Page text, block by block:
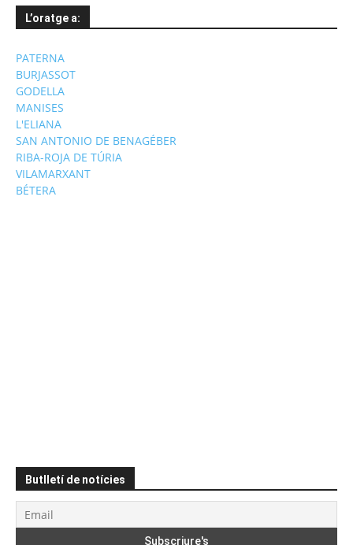
L’oratge a:
PATERNA
BURJASSOT
GODELLA
MANISES
L'ELIANA
SAN ANTONIO DE BENAGÉBER
RIBA-ROJA DE TÚRIA
VILAMARXANT
BÉTERA
Butlletí de notícies